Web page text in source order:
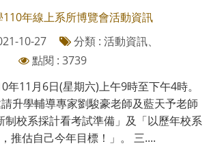
年線上系所博覽會活動資訊
10-27
分類 : 活動資訊、
點閱 : 3739
年11月6日(星期六)上午9時至下午4時。
升學輔導專家劉駿豪老師及藍天予老師
制校系採計看考試準備」及「以歷年校系
推估自己今年目標！」。 三....